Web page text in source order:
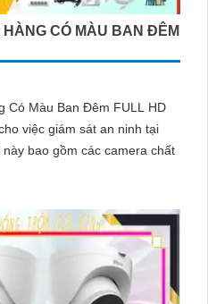
CÓ MÀU BAN ĐÊM
Có Màu Ban Đêm FULL HD
việc giám sát an ninh tại